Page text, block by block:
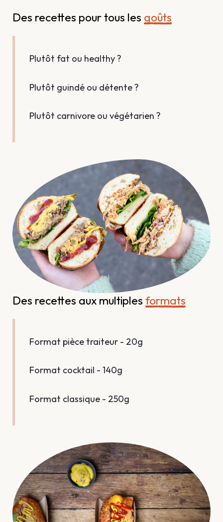
Des recettes pour tous les goûts
Plutôt fat ou healthy ?
Plutôt guindé ou détente ?
Plutôt carnivore ou végétarien ?
Des recettes aux multiples formats
Format pièce traiteur - 20g
Format cocktail - 140g
Format classique - 250g